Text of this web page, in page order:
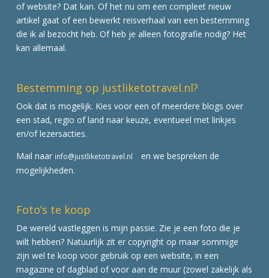
of website? Dat kan. Of het nu om een compleet nieuw
artikel gaat of een bewerkt reisverhaal van een bestemming
die ik al bezocht heb. Of heb je alleen fotografie nodig? Het
kan allemaal.
Bestemming op justliketotravel.nl?
Ook dat is mogelijk. Kies voor een of meerdere blogs over
een stad, regio of land naar keuze, eventueel met linkjes
en/of lezersacties.
Mail naar info@justliketotravel.nl
en we bespreken de
mogelijkheden.
Foto’s te koop
De wereld vastleggen is mijn passie. Zie je een foto die je
wilt hebben? Natuurlijk zit er copyright op maar sommige
zijn wel te koop voor gebruik op een website, in een
magazine of dagblad of voor aan de muur (zowel zakelijk als